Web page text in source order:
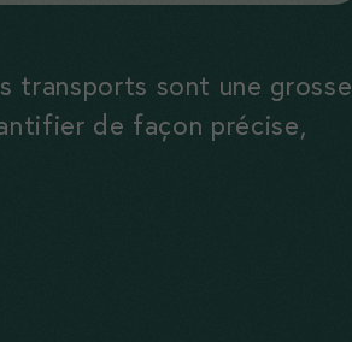
transports sont une grosse
de façon précise,